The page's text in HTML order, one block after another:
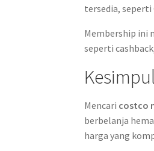
tersedia, seperti
Membership ini
seperti
Mencari costco
berbelanja
harga yang